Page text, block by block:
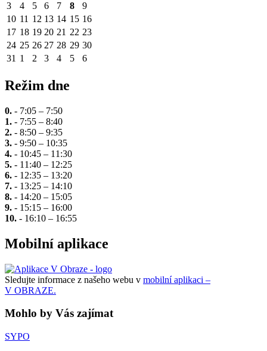
3
4 5 6 7 8
9
10 11 12 13 14 15 16
17 18 19 20 21 22 23
24 25 26 27 28 29 30
31 1 2 3 4 5 6
Režim dne
0. - 7:05 – 7:50
1. - 7:55 – 8:40
2. - 8:50 – 9:35
3. - 9:50 – 10:35
4. - 10:45 – 11:30
5. - 11:40 – 12:25
6. - 12:35 – 13:20
7. - 13:25 – 14:10
8. - 14:20 – 15:05
9. - 15:15 – 16:00
10. - 16:10 – 16:55
Mobilní aplikace
Sledujte informace z našeho webu v mobilní aplikaci –
V OBRAZE.
Mohlo by Vás zajímat
SYPO